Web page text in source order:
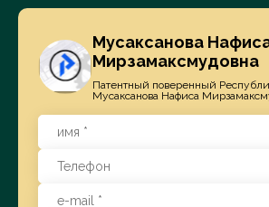
Мусаксанова
Мирзамаксмудовна
Патентный поверенный
Мусаксанова Нафиса